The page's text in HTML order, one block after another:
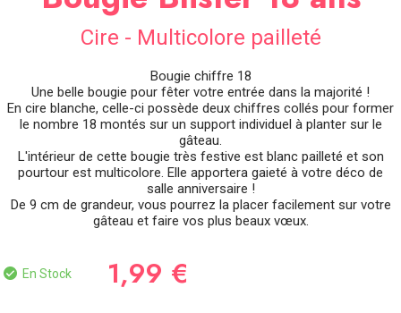
Cire - Multicolore pailleté
Bougie chiffre 18
Une belle bougie pour fêter votre entrée dans la majorité !
En cire blanche, celle-ci possède deux chiffres collés pour former
le nombre 18 montés sur un support individuel à planter sur le
gâteau.
L'intérieur de cette bougie très festive est blanc pailleté et son
pourtour est multicolore. Elle apportera gaieté à votre déco de
salle anniversaire !
De 9 cm de grandeur, vous pourrez la placer facilement sur votre
gâteau et faire vos plus beaux vœux.
En Stock 1,99 €